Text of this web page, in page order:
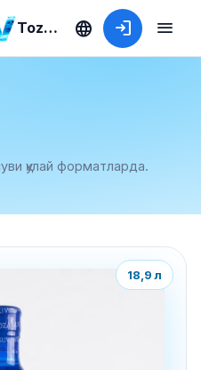
Toza Suv language login menu
қулай форматларда.
18,9 л